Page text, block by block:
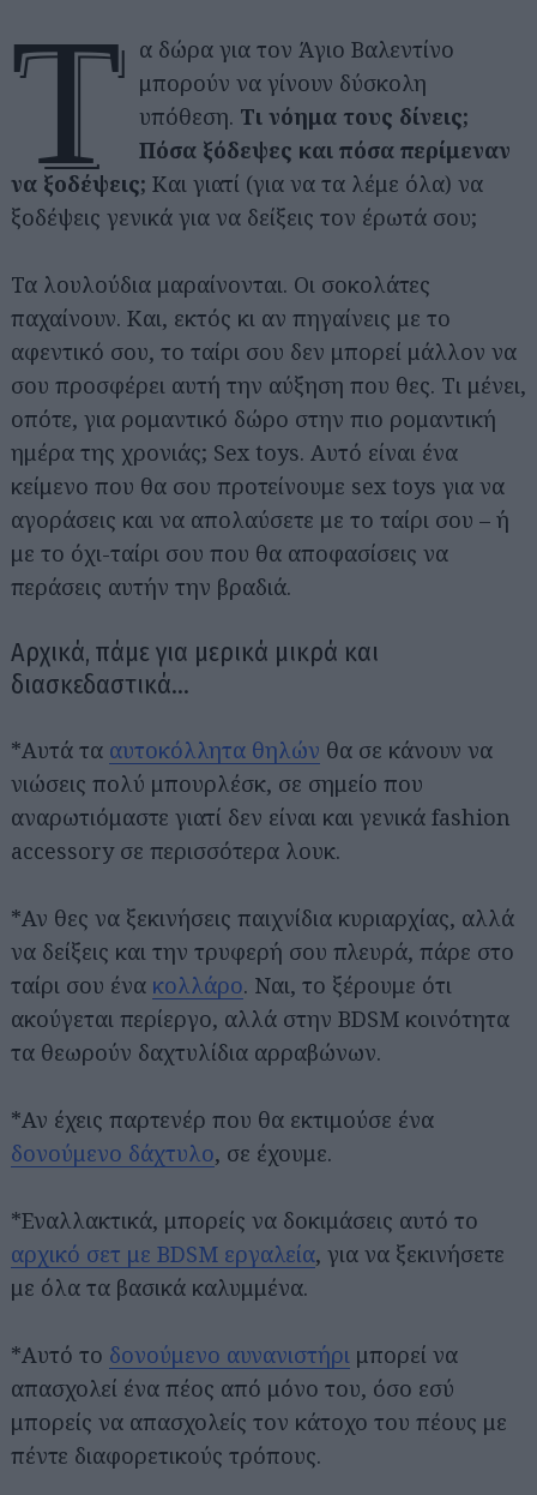
Τ
α δώρα για τον Άγιο Βαλεντίνο
μπορούν να γίνουν δύσκολη
υπόθεση. Τι νόημα τους δίνεις;
Πόσα ξόδεψες και πόσα περίμεναν
να ξοδέψεις; Και γιατί (για να τα λέμε όλα) να
ξοδέψεις γενικά για να δείξεις τον έρωτά σου;
Τα λουλούδια μαραίνονται. Οι σοκολάτες
παχαίνουν. Και, εκτός κι αν πηγαίνεις με το
αφεντικό σου, το ταίρι σου δεν μπορεί μάλλον να
σου προσφέρει αυτή την αύξηση που θες. Τι μένει,
οπότε, για ρομαντικό δώρο στην πιο ρομαντική
ημέρα της χρονιάς; Sex toys. Αυτό είναι ένα
κείμενο που θα σου προτείνουμε sex toys για να
αγοράσεις και να απολαύσετε με το ταίρι σου – ή
με το όχι-ταίρι σου που θα αποφασίσεις να
περάσεις αυτήν την βραδιά.
Αρχικά, πάμε για μερικά μικρά και
διασκεδαστικά...
*Αυτά τα αυτοκόλλητα θηλών θα σε κάνουν να
νιώσεις πολύ μπουρλέσκ, σε σημείο που
αναρωτιόμαστε γιατί δεν είναι και γενικά fashion
accessory σε περισσότερα λουκ.
*Αν θες να ξεκινήσεις παιχνίδια κυριαρχίας, αλλά
να δείξεις και την τρυφερή σου πλευρά, πάρε στο
ταίρι σου ένα κολλάρο. Ναι, το ξέρουμε ότι
ακούγεται περίεργο, αλλά στην BDSM κοινότητα
τα θεωρούν δαχτυλίδια αρραβώνων.
*Αν έχεις παρτενέρ που θα εκτιμούσε ένα
δονούμενο δάχτυλο, σε έχουμε.
*Εναλλακτικά, μπορείς να δοκιμάσεις αυτό το
αρχικό σετ με BDSM εργαλεία, για να ξεκινήσετε
με όλα τα βασικά καλυμμένα.
*Αυτό το δονούμενο αυνανιστήρι μπορεί να
απασχολεί ένα πέος από μόνο του, όσο εσύ
μπορείς να απασχολείς τον κάτοχο του πέους με
πέντε διαφορετικούς τρόπους.